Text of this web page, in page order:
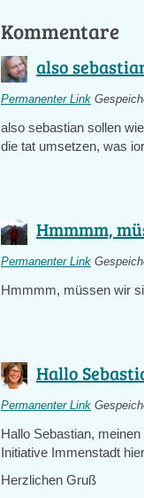
Kommentare
also
Permanenter Link
also sebastian sollen
die tat umsetzen, was
Hmmmm,
Permanenter Link
Hmmmm, müssen wir
Hallo
Permanenter Link
Hallo Sebastian,
Initiative Immenstadt
Herzlichen Gruß